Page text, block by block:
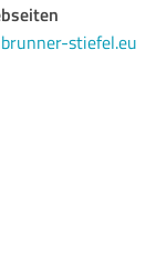
brunner-stiefel.eu